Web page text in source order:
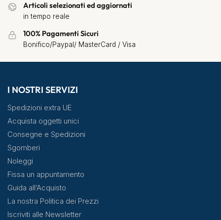
Articoli selezionati ed aggiornati
in tempo reale
100% Pagamenti Sicuri
Bonifico/Paypal/ MasterCard / Visa
I NOSTRI SERVIZI
Spedizioni extra UE
Acquista oggetti unici
Consegne e Spedizioni
Sgomberi
Noleggi
Fissa un appuntamento
Guida all’Acquisto
La nostra Politica dei Prezzi
Iscriviti alle Newsletter